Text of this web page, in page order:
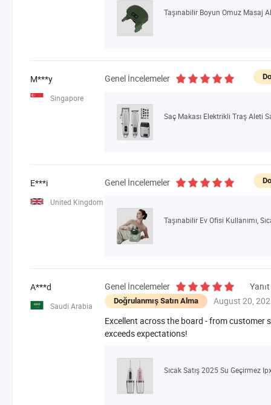
M***y
Singapore
Genel İncelemeler
E***i
United Kingdom
Genel İncelemeler
A***d
Saudi Arabia
Genel İncelemeler Yanıt
Doğrulanmış Satın Alma
August 20,
Excellent across the board - from customer
exceeds expectations!